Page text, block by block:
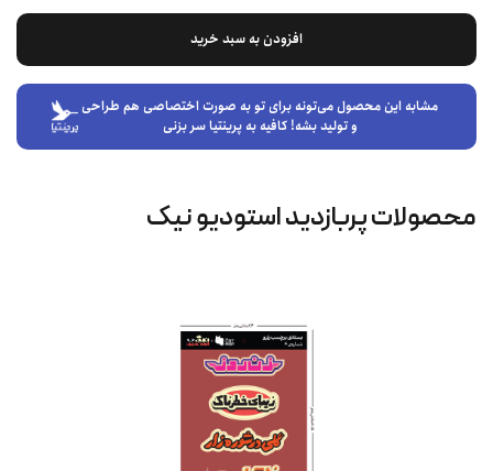
افزودن به سبد خرید
مشابه این محصول می‌تونه برای تو به صورت اختصاصی هم طراحی
و تولید بشه! کافیه به پرینتیا سر بزنی
محصولات پربازدید استودیو نیک